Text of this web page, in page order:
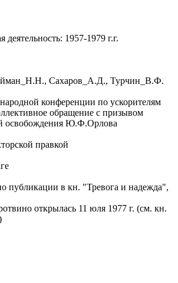
1957-1979 г.г.
Сахаров_А.Д., Турчин_В.Ф.
конференции по ускорителям
обращение с призывом
освобождения Ю.Ф.Орлова
правкой
публикации в кн. "Тревога и надежда",
открылась 11 юля 1977 г. (см. кн.